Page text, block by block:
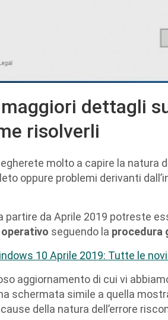
dettagli
risolverli
molto a capire la natura
oppure problemi derivanti
da Aprile 2019 potreste
seguendo la procedura
10 Aprile 2019: Tutte le
aggiornamento di cui vi
schermata simile a quella
della natura dell’errore